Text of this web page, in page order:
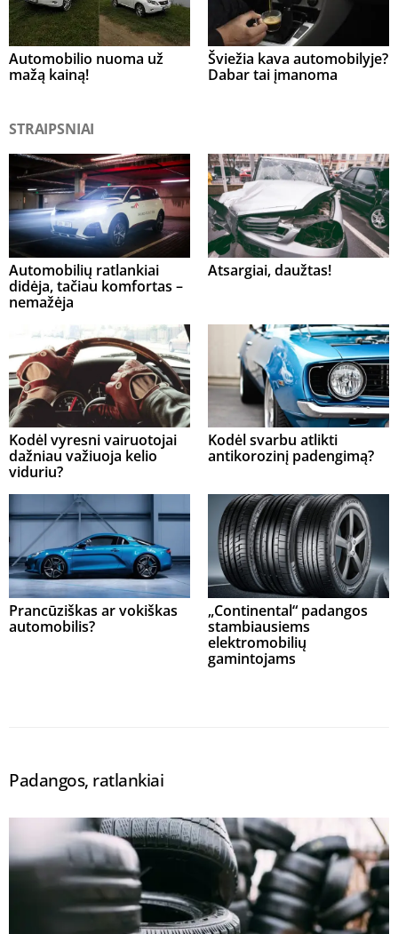
Automobilio nuoma už
mažą kainą!
Šviežia kava automobilyje?
Dabar tai įmanoma
STRAIPSNIAI
Automobilių ratlankiai
didėja, tačiau komfortas –
nemažėja
Atsargiai, daužtas!
Kodėl vyresni vairuotojai
dažniau važiuoja kelio
viduriu?
Kodėl svarbu atlikti
antikorozinį padengimą?
Prancūziškas ar vokiškas
automobilis?
„Continental“ padangos
stambiausiems
elektromobilių
gamintojams
Padangos, ratlankiai